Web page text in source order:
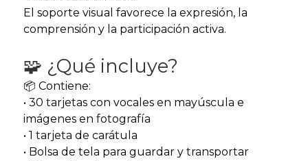
El soporte visual favorece la expresión, la
comprensión y la participación activa.
🧩 ¿Qué incluye?
📦 Contiene:
• 30 tarjetas con vocales en mayúscula e
imágenes en fotografía
• 1 tarjeta de carátula
• Bolsa de tela para guardar y transportar